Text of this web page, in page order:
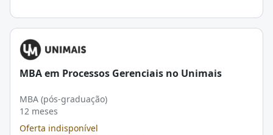
MBA em Processos Gerenciais no Unimais
MBA (pós-graduação)
12 meses
Oferta indisponível